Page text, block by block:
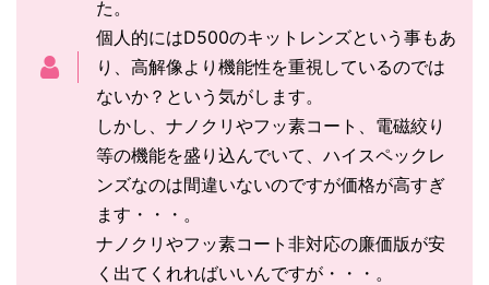
た。
個人的にはD500のキットレンズという事もあ
り、高解像より機能性を重視しているのでは
ないか？という気がします。
しかし、ナノクリやフッ素コート、電磁絞り
等の機能を盛り込んでいて、ハイスペックレ
ンズなのは間違いないのですが価格が高すぎ
ます・・・。
ナノクリやフッ素コート非対応の廉価版が安
く出てくれればいいんですが・・・。